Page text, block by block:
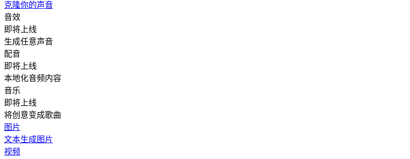
克隆你的声音
音效
即将上线
生成任意声音
配音
即将上线
本地化音频内容
音乐
即将上线
将创意变成歌曲
图片
文本生成图片
视频